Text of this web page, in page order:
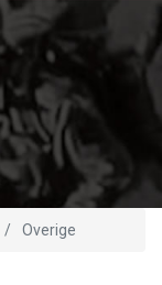
Overige